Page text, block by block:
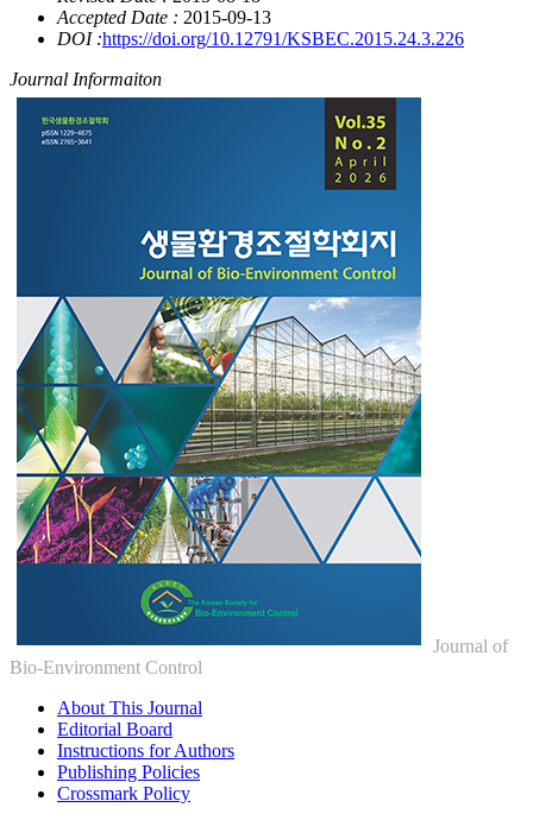
Accepted Date : 2015-09-13
DOI :https://doi.org/10.12791/KSBEC.2015.24.3.226
Journal Informaiton
Journal of
Bio-Environment Control
About This Journal
Editorial Board
Instructions for Authors
Publishing Policies
Crossmark Policy